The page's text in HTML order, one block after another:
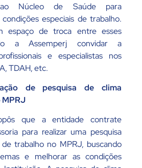
Núcleo de Saúde para
especiais de trabalho.
espaço de troca entre esses
a Assemperj convidar a
e especialistas nos
TDAH, etc.
de pesquisa de clima
MPRJ
que a entidade contrate
para realizar uma pesquisa
trabalho no MPRJ, buscando
e melhorar as condições